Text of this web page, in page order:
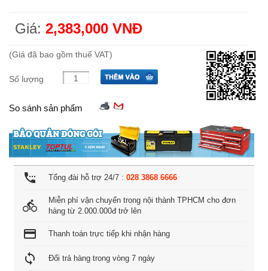
Giá: 2,383,000 VNĐ
(Giá đã bao gồm thuế VAT)
Số lượng
So sánh sản phẩm
settings_phone Tổng đài hỗ trợ 24/7 : 028 3868 6666
directions_bike
Miễn phí vận chuyển trong nội thành TPHCM cho đơn
hàng từ 2.000.000đ trở lên
credit_card Thanh toán trực tiếp khi nhận hàng
loop Đổi trả hàng trong vòng 7 ngày